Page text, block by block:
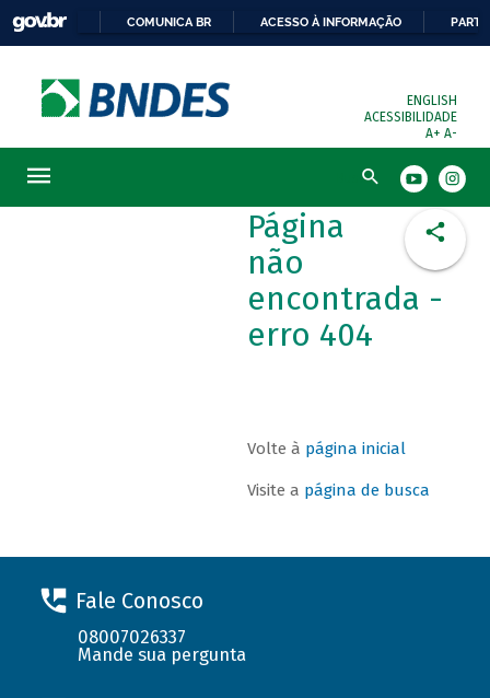
COMUNICA BR ACESSO À INFORMAÇÃO
ENGLISH
ACESSIBILIDADE
A+ A-
Busca
Página
não
encontrada -
erro 404
Volte à página inicial
Visite a página de busca
Fale Conosco
08007026337
Mande sua pergunta